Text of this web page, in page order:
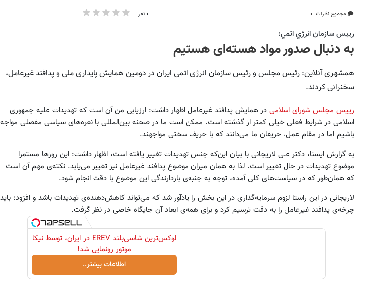
مجموع نظرات: ۰ ۰ نفر
رييس سازمان انرژي اتمي:
به دنبال صدور مواد هسته‌ای هستیم
همشهری آنلاین: رئیس مجلس و رئیس سازمان انرژی اتمی ایران در دومین همایش پایداری ملی و پدافند غیرعامل،
سخنرانی کردند.
رییس مجلس شورای اسلامی در همایش پدافند غیرعامل اظهار داشت: ارزیابی من آن است که تهدیدات علیه جمهوری
اسلامی در شرایط فعلی خیلی کمتر از گذشته است. ممکن است ما در صحنه‌ بین‌المللی با نعره‌های سیاسی مفصلی مواجه
باشیم اما در مقام عمل، حریفان ما می‌دانند که با حریف سختی مواجهند.
به گزارش ایسنا، دکتر علی لاریجانی با بیان این‌که جنس تهدیدات تغییر یافته است، اظهار داشت: این روزها مستمرا
موضوع تهدیدات در حال تغییر است. لذا به همان میزان موضوع پدافند غیرعامل نیز تغییر می‌یابد. نکته‌ی مهم آن است
که همان‌طور که در سیاست‌های کلی آمده، توجه به جنبه‌ی بازدارندگی این موضوع با دقت انجام شود.
لاریجانی در این راستا لزوم سرمایه‌گذاری در این بخش را یادآور شد که می‌تواند کاهش‌دهنده‌ی تهدیدات باشد و افزود: باید
چرخه‌ی پدافند غیرعامل را به دقت ترسیم کرد و برای همه‌ی ابعاد آن جایگاه خاصی در نظر گرفت.
لوکس‌ترین شاسی‌بلند EREV در ایران، توسط نیکا
موتور رونمایی شد!
اطلاعات بیشتر..
کارشناس عرب: نه آمریکا نه
نتوانستند ایران را شکست
دهند!